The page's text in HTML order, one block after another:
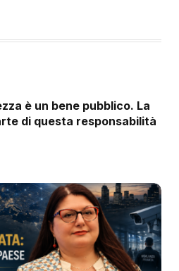
è un bene pubblico. La
di questa responsabilità